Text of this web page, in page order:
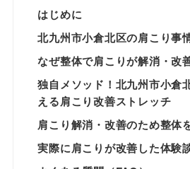
はじめに
北九州市小倉北区の肩こり事
なぜ整体で肩こりが解消・改
独自メソッド！北九州市小倉
える肩こり改善ストレッチ
肩こり解消・改善のため整体
実際に肩こりが改善した体験